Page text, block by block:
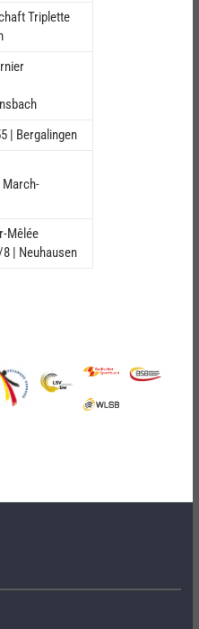
Triplette
| Bergalingen
Mêlée
| Neuhausen